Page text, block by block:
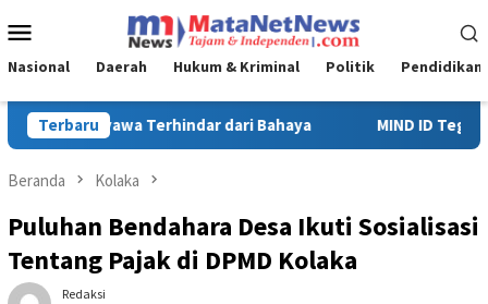
ke
Mobile
Nasional Daerah Hukum & Kriminal Politik Pendidikan
Terbaru
MIND ID Tegaskan Dukungan Penuh Bagi PT Vale di Pomalaa,
Beranda Kolaka
Puluhan Bendahara Desa Ikuti Sosialisasi
Tentang Pajak di DPMD Kolaka
Redaksi